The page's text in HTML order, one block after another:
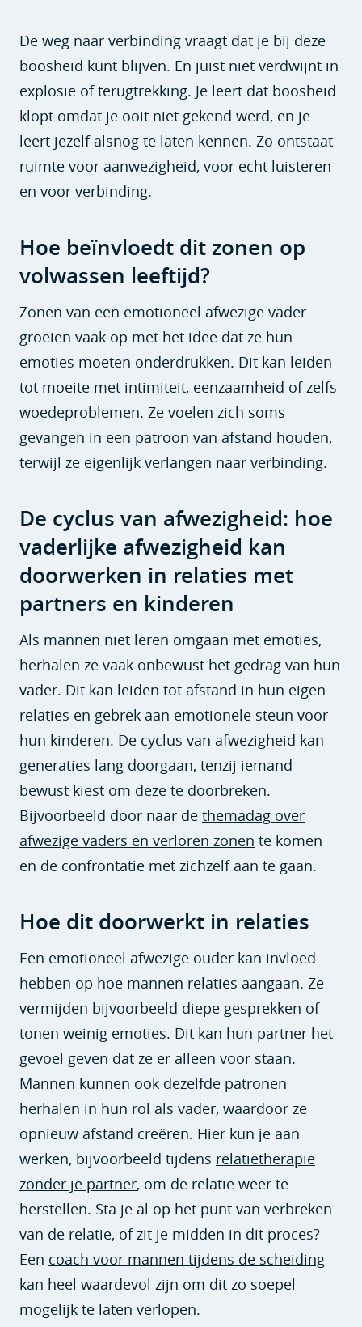
De weg naar verbinding vraagt dat je bij deze
boosheid kunt blijven. En juist niet verdwijnt in
explosie of terugtrekking. Je leert dat boosheid
klopt omdat je ooit niet gekend werd, en je
leert jezelf alsnog te laten kennen. Zo ontstaat
ruimte voor aanwezigheid, voor echt luisteren
en voor verbinding.
Hoe beïnvloedt dit zonen op
volwassen leeftijd?
Zonen van een emotioneel afwezige vader
groeien vaak op met het idee dat ze hun
emoties moeten onderdrukken. Dit kan leiden
tot moeite met intimiteit, eenzaamheid of zelfs
woedeproblemen. Ze voelen zich soms
gevangen in een patroon van afstand houden,
terwijl ze eigenlijk verlangen naar verbinding.
De cyclus van afwezigheid: hoe
vaderlijke afwezigheid kan
doorwerken in relaties met
partners en kinderen
Als mannen niet leren omgaan met emoties,
herhalen ze vaak onbewust het gedrag van hun
vader. Dit kan leiden tot afstand in hun eigen
relaties en gebrek aan emotionele steun voor
hun kinderen. De cyclus van afwezigheid kan
generaties lang doorgaan, tenzij iemand
bewust kiest om deze te doorbreken.
Bijvoorbeeld door naar de themadag over
afwezige vaders en verloren zonen te komen
en de confrontatie met zichzelf aan te gaan.
Hoe dit doorwerkt in relaties
Een emotioneel afwezige ouder kan invloed
hebben op hoe mannen relaties aangaan. Ze
vermijden bijvoorbeeld diepe gesprekken of
tonen weinig emoties. Dit kan hun partner het
gevoel geven dat ze er alleen voor staan.
Mannen kunnen ook dezelfde patronen
herhalen in hun rol als vader, waardoor ze
opnieuw afstand creëren. Hier kun je aan
werken, bijvoorbeeld tijdens relatietherapie
zonder je partner, om de relatie weer te
herstellen. Sta je al op het punt van verbreken
van de relatie, of zit je midden in dit proces?
Een coach voor mannen tijdens de scheiding
kan heel waardevol zijn om dit zo soepel
mogelijk te laten verlopen.